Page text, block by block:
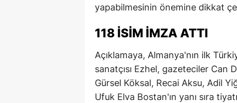
yapabilmesinin önemine dikkat
118 İSİM İMZA ATTI
Açıklamaya, Almanya'nın ilk
sanatçısı Ezhel, gazeteciler Can
Gürsel Köksal, Recai Aksu, Adil
Ufuk Elva Bostan'ın yanı sıra